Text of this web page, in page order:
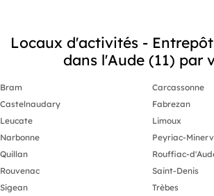
Locaux d'activités -
dans l'Aude (11) par
Bram
Carcassonne
Castelnaudary
Fabrezan
Leucate
Limoux
Narbonne
Peyriac-
Quillan
Rouffiac-
Rouvenac
Saint-Denis
Sigean
Trèbes